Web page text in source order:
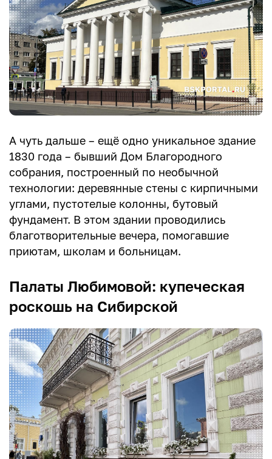
А чуть дальше – ещё одно уникальное здание
1830 года – бывший Дом Благородного
собрания, построенный по необычной
технологии: деревянные стены с кирпичными
углами, пустотелые колонны, бутовый
фундамент. В этом здании проводились
благотворительные вечера, помогавшие
приютам, школам и больницам.
Палаты Любимовой: купеческая
роскошь на Сибирской